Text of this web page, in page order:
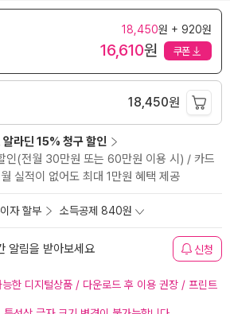
18,450원 + 920원
16,610원 쿠폰
18,450원
알라딘 15% 청구 할인
인(전월 30만원 또는 60만원 이용 시) / 카드
실적이 없어도 최대 1만원 혜택 제공
자 할부 소득공제 840원
알림을 받아보세요 신청
한 디지털상품 / 다운로드 후 이용 권장 / 프린트